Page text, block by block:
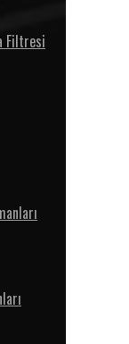
Filtresi